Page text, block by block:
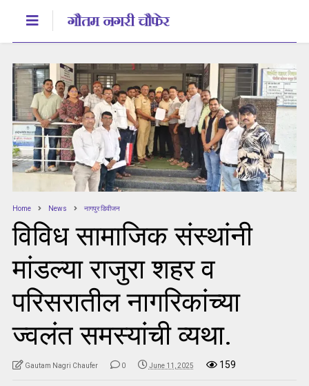
Home News नागपुर डिवीजन
विविध सामाजिक संस्थांनी
मांडल्या राजुरा शहर व
परिसरातील नागरिकांच्या
ज्वलंत समस्यांची व्यथा.
Gautam Nagri Chaufer 0 June 11, 2025 159